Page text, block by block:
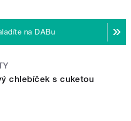
na DABu
chlebíček s cuketou